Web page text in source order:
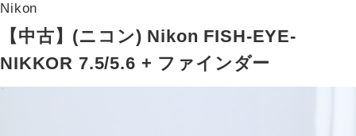
Nikon
【中古】(ニコン) Nikon FISH-EYE-
NIKKOR 7.5/5.6 + ファインダー